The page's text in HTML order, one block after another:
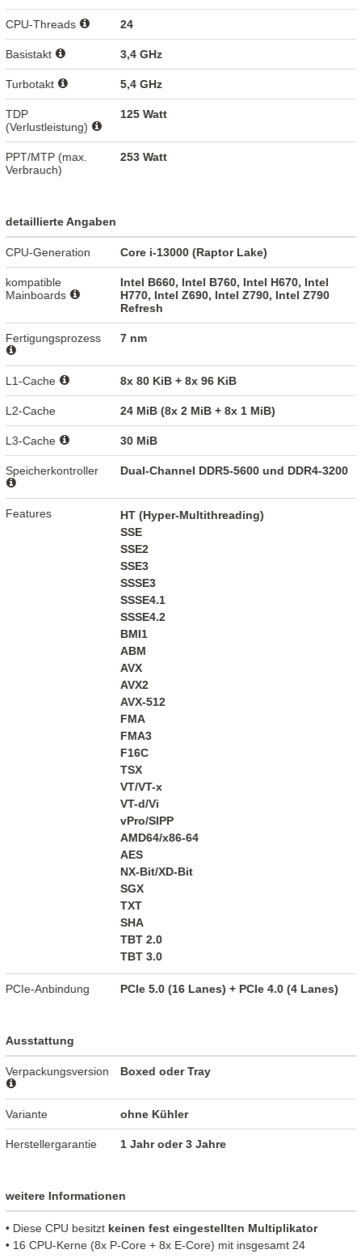
CPU-Threads 24
Basistakt 3,4 GHz
Turbotakt 5,4 GHz
TDP
(Verlustleistung)
125 Watt
PPT/MTP (max.
Verbrauch)
253 Watt
detaillierte Angaben
CPU-Generation Core i-13000 (Raptor Lake)
kompatible
Mainboards
Intel B660, Intel B760, Intel H670, Intel
H770, Intel Z690, Intel Z790, Intel Z790
Refresh
Fertigungsprozess 7 nm
L1-Cache 8x 80 KiB + 8x 96 KiB
L2-Cache 24 MiB (8x 2 MiB + 8x 1 MiB)
L3-Cache 30 MiB
Speicherkontroller Dual-Channel DDR5-5600 und DDR4-3200
Features
HT (Hyper-Multithreading)
SSE
SSE2
SSE3
SSSE3
SSSE4.1
SSSE4.2
BMI1
ABM
AVX
AVX2
AVX-512
FMA
FMA3
F16C
TSX
VT/VT-x
VT-d/Vi
vPro/SIPP
AMD64/x86-64
AES
NX-Bit/XD-Bit
SGX
TXT
SHA
TBT 2.0
TBT 3.0
PCIe-Anbindung PCIe 5.0 (16 Lanes) + PCIe 4.0 (4 Lanes)
Ausstattung
Verpackungsversion Boxed oder Tray
Variante ohne Kühler
Herstellergarantie 1 Jahr oder 3 Jahre
weitere Informationen
• Diese CPU besitztkeinen fest eingestellten Multiplikator
• 16 CPU-Kerne (8x P-Core + 8x E-Core) mit insgesamt 24